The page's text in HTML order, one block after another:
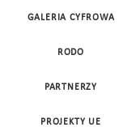
GALERIA CYFROWA
RODO
PARTNERZY
PROJEKTY UE